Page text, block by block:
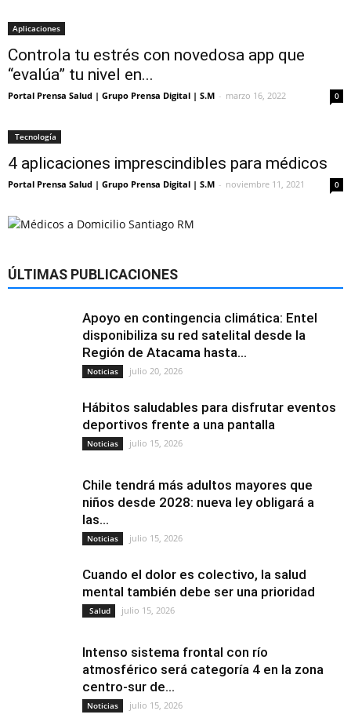
Aplicaciones
Controla tu estrés con novedosa app que
“evalúa” tu nivel en...
Portal Prensa Salud | Grupo Prensa Digital | S.M - marzo 16, 2022 0
Tecnología
4 aplicaciones imprescindibles para médicos
Portal Prensa Salud | Grupo Prensa Digital | S.M - noviembre 11, 2021 0
ÚLTIMAS PUBLICACIONES
Apoyo en contingencia climática: Entel
disponibiliza su red satelital desde la
Región de Atacama hasta...
Noticias julio 20, 2026
Hábitos saludables para disfrutar eventos
deportivos frente a una pantalla
Noticias julio 15, 2026
Chile tendrá más adultos mayores que
niños desde 2028: nueva ley obligará a
las...
Noticias julio 15, 2026
Cuando el dolor es colectivo, la salud
mental también debe ser una prioridad
Salud julio 15, 2026
Intenso sistema frontal con río
atmosférico será categoría 4 en la zona
centro-sur de...
Noticias julio 15, 2026